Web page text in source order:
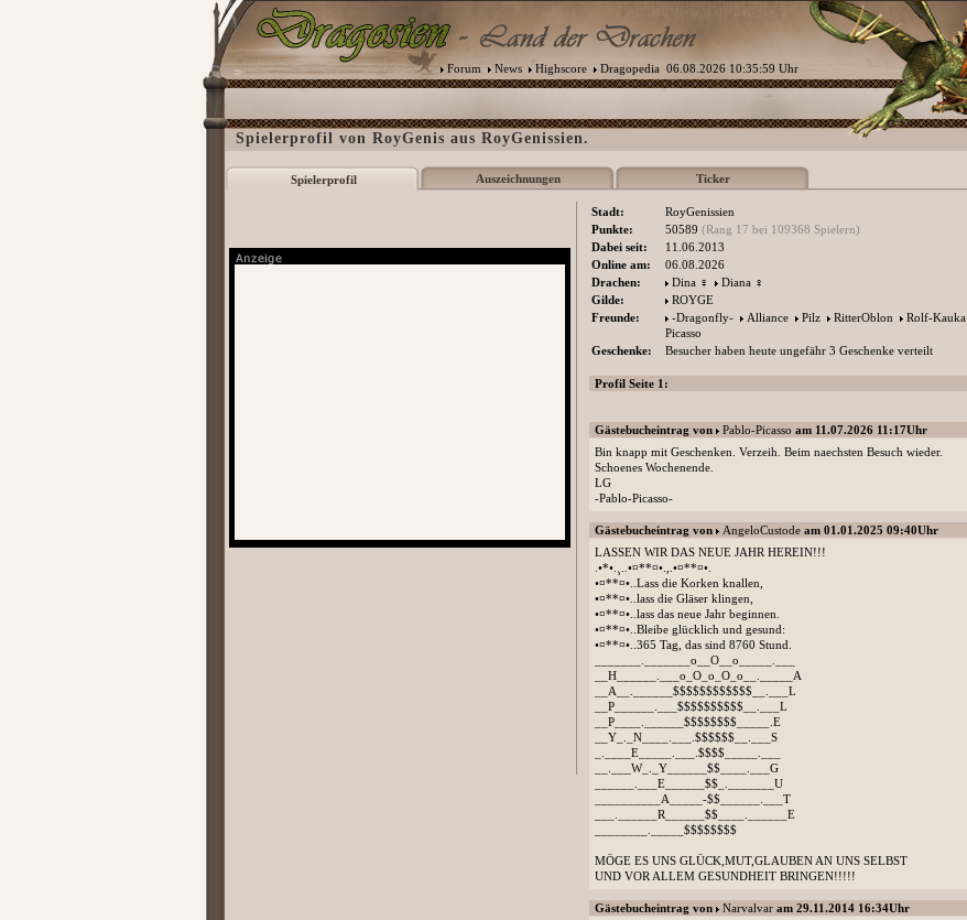
Forum News Highscore Dragopedia 06.08.2026 10:35:59 Uhr
Spielerprofil von RoyGenis aus RoyGenissien.
Spielerprofil Auszeichnungen Ticker
Stadt:
RoyGenissien
Punkte:
50589 (Rang 17 bei 109368 Spielern)
Dabei seit:
11.06.2013
Online am:
06.08.2026
Drachen:
Dina ♀ Diana ♀
Gilde:
ROYGE
Freunde:
-Dragonfly- Alliance Pilz RitterOblon Rolf-Kauka
Picasso
Geschenke:
Besucher haben heute ungefähr 3 Geschenke verteilt
Profil Seite 1:
Gästebucheintrag von Pablo-Picasso am 11.07.2026 11:17Uhr
Bin knapp mit Geschenken. Verzeih. Beim naechsten Besuch wieder.
Schoenes Wochenende.
LG
-Pablo-Picasso-
Gästebucheintrag von AngeloCustode am 01.01.2025 09:40Uhr
LASSEN WIR DAS NEUE JAHR HEREIN!!!
.•*•.¸..•¤**¤•.,.•¤**¤•.
•¤**¤•..Lass die Korken knallen,
•¤**¤•..lass die Gläser klingen,
•¤**¤•..lass das neue Jahr beginnen.
•¤**¤•..Bleibe glücklich und gesund:
•¤**¤•..365 Tag, das sind 8760 Stund.
_______._______o__O__o_____.___
__H______.___o_O_o_O_o__._____A
__A__.______$$$$$$$$$$$$__.___L
__P______.___$$$$$$$$$$__.___L
__P____.______$$$$$$$$_____.E
__Y_._N____.___.$$$$$$__.___S
_.____E_____.___.$$$$_____.___
__.___W_._Y______$$____.___G
______.___E______$$_._______U
__________A_____-$$______.___T
___.______R______$$____.______E
________._____$$$$$$$$
MÖGE ES UNS GLÜCK,MUT,GLAUBEN AN UNS SELBST
UND VOR ALLEM GESUNDHEIT BRINGEN!!!!!
Gästebucheintrag von Narvalvar am 29.11.2014 16:34Uhr